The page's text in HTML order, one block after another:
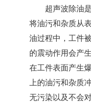
超声波除油
将油污和杂质从
油过程中，工件
的震动作用会产
在工件表面产生
上的油污和杂质
无污染以及不会